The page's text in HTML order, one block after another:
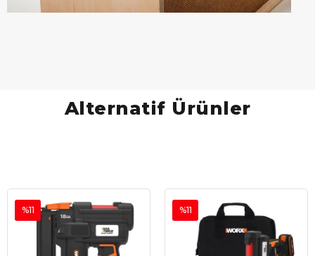
Alternatif Ürünler
%11 %11